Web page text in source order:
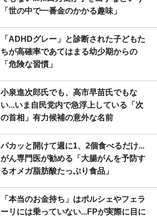
「世の中で一番金のかかる趣味」
「ADHDグレー」と診断された子どもた
ちが高確率であてはまる幼少期からの
「危険な習慣」
小泉進次郎氏でも、高市早苗氏でもな
い...いま自民党内で急浮上している「次
の首相」有力候補の意外な名前
パカッと開けて週に1、2個食べるだけ...
がん専門医が勧める「大腸がんを予防す
るオメガ脂肪酸たっぷり食品」
「本当のお金持ち」はポルシェやフェラ
ーリには乗っていない...FPが実際に目に